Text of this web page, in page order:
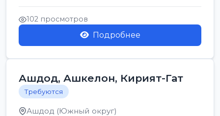
БОНУСЫ 1500 ШЕК ...
102 просмотров
Подробнее
Ашдод, Ашкелон, Кирият-Гат
Требуются
Ашдод (Южный округ)